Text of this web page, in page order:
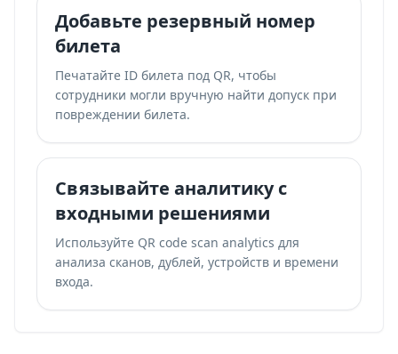
Добавьте резервный номер
билета
Печатайте ID билета под QR, чтобы
сотрудники могли вручную найти допуск при
повреждении билета.
Связывайте аналитику с
входными решениями
Используйте QR code scan analytics для
анализа сканов, дублей, устройств и времени
входа.